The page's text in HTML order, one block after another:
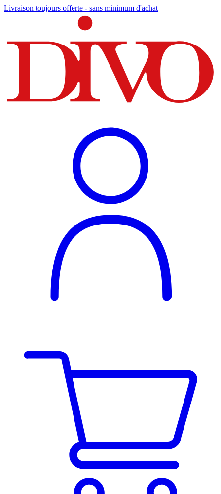
Livraison toujours offerte - sans minimum d'achat